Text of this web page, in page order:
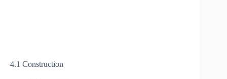
4.1 Construction